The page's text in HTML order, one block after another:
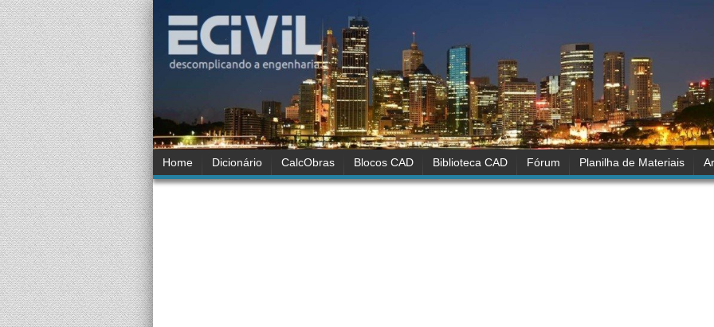
Home Dicionário CalcObras Blocos CAD Biblioteca CAD Fórum Planilha de Materiais